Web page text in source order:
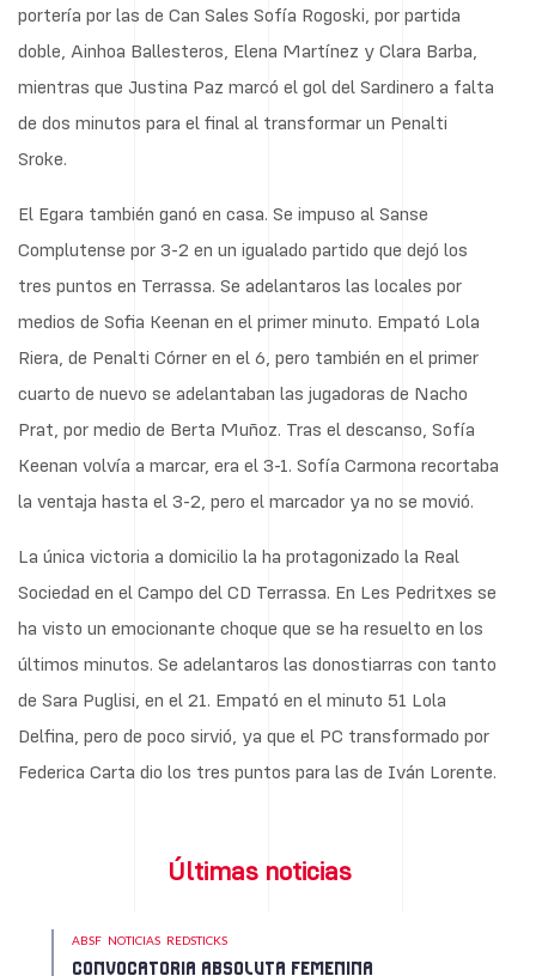
portería por las de Can Sales Sofía Rogoski, por partida
doble, Ainhoa Ballesteros, Elena Martínez y Clara Barba,
mientras que Justina Paz marcó el gol del Sardinero a falta
de dos minutos para el final al transformar un Penalti
Sroke.
El Egara también ganó en casa. Se impuso al Sanse
Complutense por 3-2 en un igualado partido que dejó los
tres puntos en Terrassa. Se adelantaros las locales por
medios de Sofia Keenan en el primer minuto. Empató Lola
Riera, de Penalti Córner en el 6, pero también en el primer
cuarto de nuevo se adelantaban las jugadoras de Nacho
Prat, por medio de Berta Muñoz. Tras el descanso, Sofía
Keenan volvía a marcar, era el 3-1. Sofía Carmona recortaba
la ventaja hasta el 3-2, pero el marcador ya no se movió.
La única victoria a domicilio la ha protagonizado la Real
Sociedad en el Campo del CD Terrassa. En Les Pedritxes se
ha visto un emocionante choque que se ha resuelto en los
últimos minutos. Se adelantaros las donostiarras con tanto
de Sara Puglisi, en el 21. Empató en el minuto 51 Lola
Delfina, pero de poco sirvió, ya que el PC transformado por
Federica Carta dio los tres puntos para las de Iván Lorente.
Últimas noticias
ABSF NOTICIAS REDSTICKS
CONVOCATORIA ABSOLUTA FEMENINA